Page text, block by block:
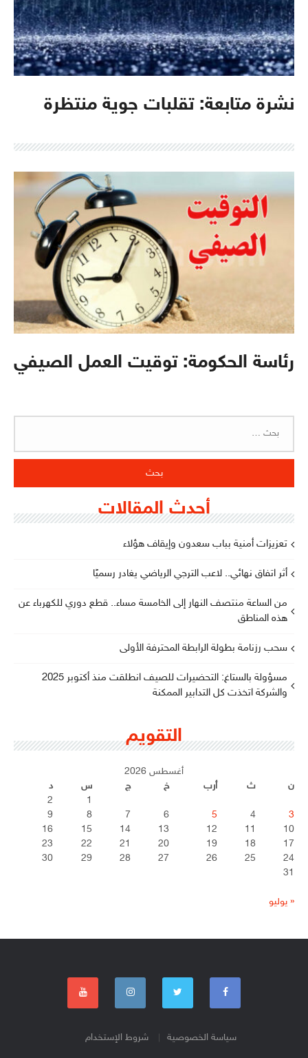
نشرة متابعة: تقلبات جوية منتظرة
رئاسة الحكومة: توقيت العمل الصيفي
أحدث المقالات
تعزيزات أمنية بباب سعدون وإيقاف هؤلاء
أثر اتفاق نهائي.. لاعب الترجي الرياضي يغادر رسميًا
من الساعة منتصف النهار إلى الخامسة مساء.. قطع دوري للكهرباء عن
هذه المناطق
سحب رزنامة بطولة الرابطة المحترفة الأولى
مسؤولة بالستاغ: التحضيرات للصيف انطلقت منذ أكتوبر 2025
والشركة اتخذت كل التدابير الممكنة
التقويم
أغسطس 2026
ن
ث أرب خ ج س
د
1
2
3
4
5
6
7
8
9
10
11
12
13
14
15
16
17
18
19
20
21
22
23
24
25
26
27
28
29
30
31
« يوليو
سياسة الخصوصية شروط الإستخدام